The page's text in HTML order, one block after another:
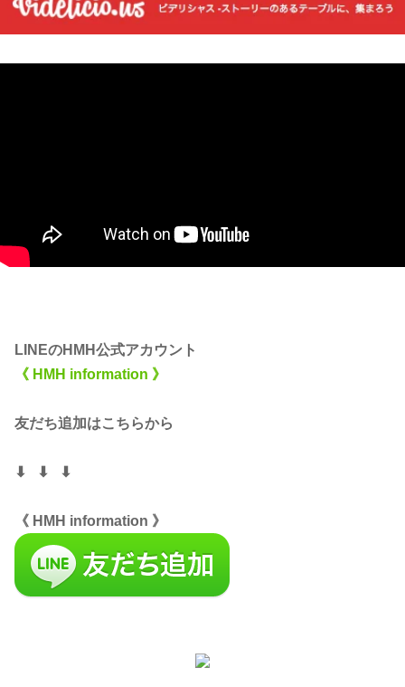
LINEのHMH公式アカウント
《 HMH information 》
友だち追加はこちらから
⬇︎ ⬇︎ ⬇
《 HMH information 》